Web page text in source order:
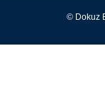
© Dokuz